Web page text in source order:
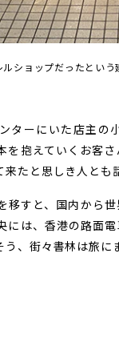
ショップだったとい
ターにいた店主の
を抱えていくお客
たと思しき人とも
すと、国内から
には、香港の路面
、街々書林は旅に